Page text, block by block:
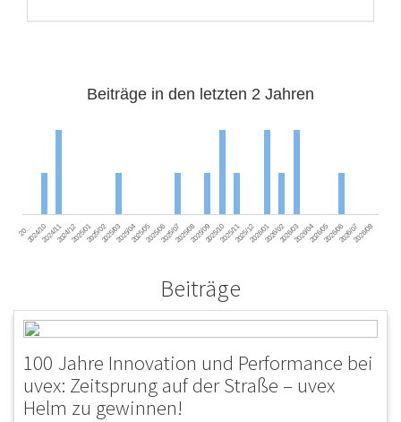
Beiträge in den letzten 2 Jahren
20…2024/102024/112024/122025/012025/022025/032025/042025/052025/062025/072025/082025/092025/102025/112025/122026/012026/022026/032026/042026/052026/062026/072026/08
Beiträge
100 Jahre Innovation und Performance bei
uvex: Zeitsprung auf der Straße – uvex
Helm zu gewinnen!